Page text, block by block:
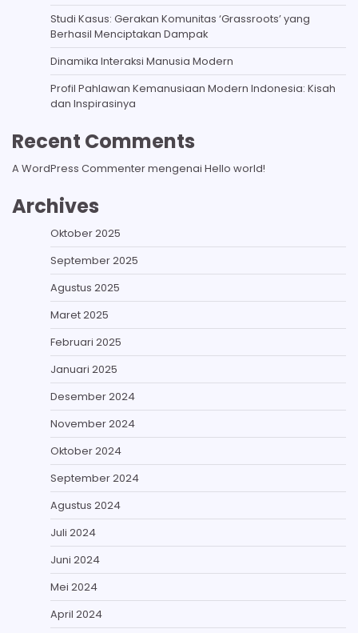
Studi Kasus: Gerakan Komunitas ‘Grassroots’ yang
Berhasil Menciptakan Dampak
Dinamika Interaksi Manusia Modern
Profil Pahlawan Kemanusiaan Modern Indonesia: Kisah
dan Inspirasinya
Recent Comments
A WordPress Commentermengenai Hello world!
Archives
Oktober 2025
September 2025
Agustus 2025
Maret 2025
Februari 2025
Januari 2025
Desember 2024
November 2024
Oktober 2024
September 2024
Agustus 2024
Juli 2024
Juni 2024
Mei 2024
April 2024